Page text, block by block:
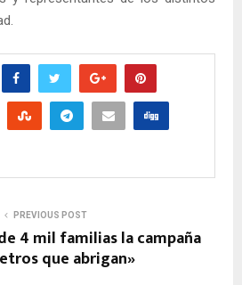
PREVIOUS POST
4 mil familias la campaña
que abrigan»